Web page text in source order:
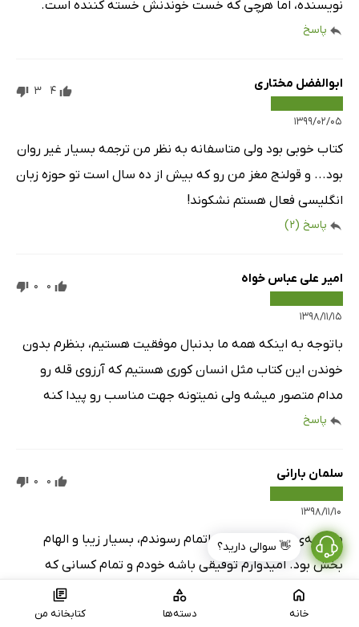
خانه دسته‌ها کتابخانه من
نویسنده، اما هرچی که خست خوندنش خسته کننده است.
پاسخ
ابوالفضل مختاری
۱۳۹۹/۰۲/۰۵
4
3
کتاب خوبی بود ولی متاسفانه به نظر من ترجمه بسیار غیر روان
بود... و قولنج مغز من رو که بیش از ده سال است تو حوزه زبان
انگلیسی فعال هستم نشکوند!
پاسخ (2)
امیر علی عباس خواه
۱۳۹۸/۱۱/۱۵
0
0
باتوجه به اینکه همه ما بدنبال موفقیت هستیم، بنظرم بدون
خوندن این کتاب مثل انسان کوری هستیم که آرزوی قله رو
مدام متصور میشه ولی نمیتونه جهت مناسب رو پیدا کنه
پاسخ
سلمان بارانی
۱۳۹۸/۱۱/۱۰
0
0
مطالعه‌ی کتاب رو تازه به اتمام رسوندم، بسیار زیبا و الهام
بخش بود. امیدوارم توفیقی باشه خودم و تمام کسانی که
مطالعه کردند و با آن موافق‌اند به مطالب آن عمل کنیم.
پاسخ
👋 سوالی دارید؟